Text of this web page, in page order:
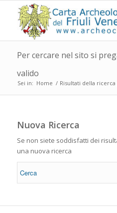
Per cercare nel sito si
valido
Sei in: Home / Risultati della
Nuova Ricerca
Se non siete soddisfatti dei
una nuova ricerca